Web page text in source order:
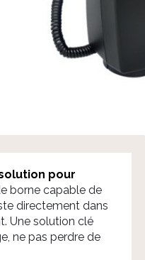
pour
borne capable de
directement dans
Une solution clé
ne pas perdre de